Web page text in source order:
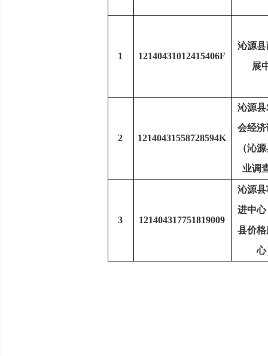
1 12140431012415406F
沁源
展
2 12140431558728594K
沁源
会经
（沁
业调
3 121404317751819009
沁源
进中
县价